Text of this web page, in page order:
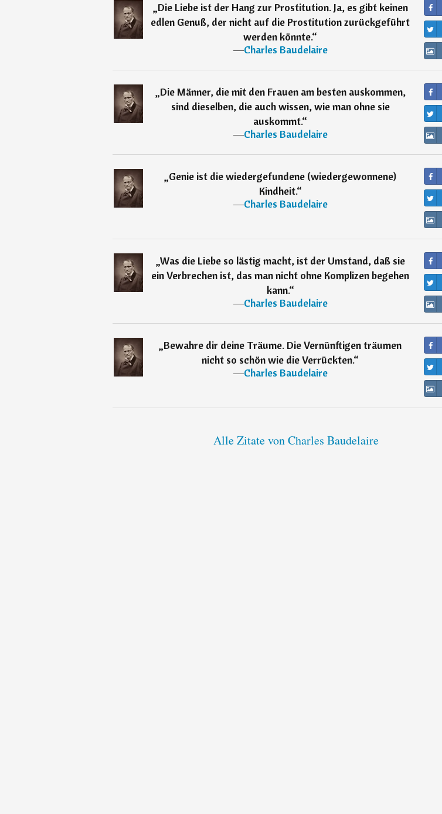
„Die Liebe ist der Hang zur Prostitution. Ja, es gibt keinen
edlen Genuß, der nicht auf die Prostitution zurückgeführt
werden könnte.“
―Charles Baudelaire
„Die Männer, die mit den Frauen am besten auskommen,
sind dieselben, die auch wissen, wie man ohne sie
auskommt.“
―Charles Baudelaire
„Genie ist die wiedergefundene (wiedergewonnene)
Kindheit.“
―Charles Baudelaire
„Was die Liebe so lästig macht, ist der Umstand, daß sie
ein Verbrechen ist, das man nicht ohne Komplizen begehen
kann.“
―Charles Baudelaire
„Bewahre dir deine Träume. Die Vernünftigen träumen
nicht so schön wie die Verrückten.“
―Charles Baudelaire
Alle Zitate von Charles Baudelaire